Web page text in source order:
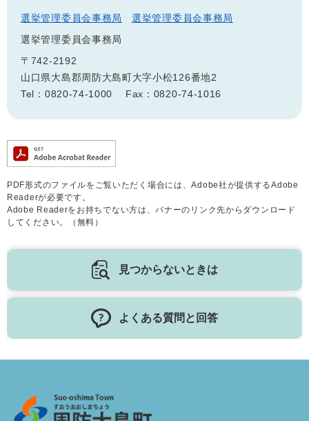
選挙管理委員会事務局
選挙管理委員会事務局
選挙管理委員会事務局
〒742-2192
山口県大島郡周防大島町大字小松126番地2
Tel：0820-74-1000
Fax：0820-74-1016
PDF形式のファイルをご覧いただく場合には、Adobe社が提供するAdobe
Readerが必要です。
Adobe Readerをお持ちでない方は、バナーのリンク先からダウンロード
してください。（無料）
見つからないときは
よくある質問と回答